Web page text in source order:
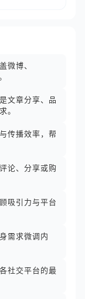
微博、
文章分享、品
。
传播效率，帮
论、分享或购
吸引力与平台
需求微调内
社交平台的最